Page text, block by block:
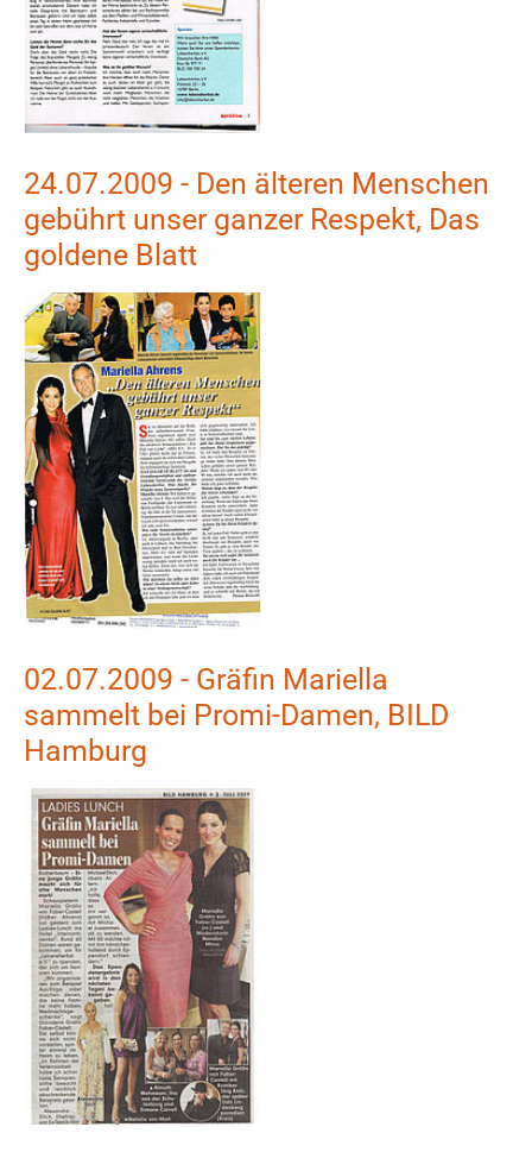
24.07.2009 - Den älteren Menschen
gebührt unser ganzer Respekt, Das
goldene Blatt
Show larger version
02.07.2009 - Gräfin Mariella
sammelt bei Promi-Damen, BILD
Hamburg
Show larger version